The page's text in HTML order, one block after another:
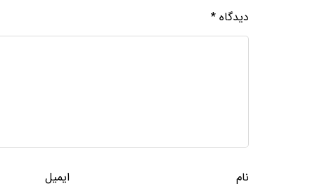
دیدگاه *
نام ایمیل